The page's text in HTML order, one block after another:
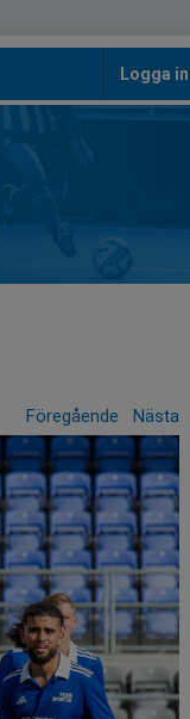
Logga in
Föregående Nästa